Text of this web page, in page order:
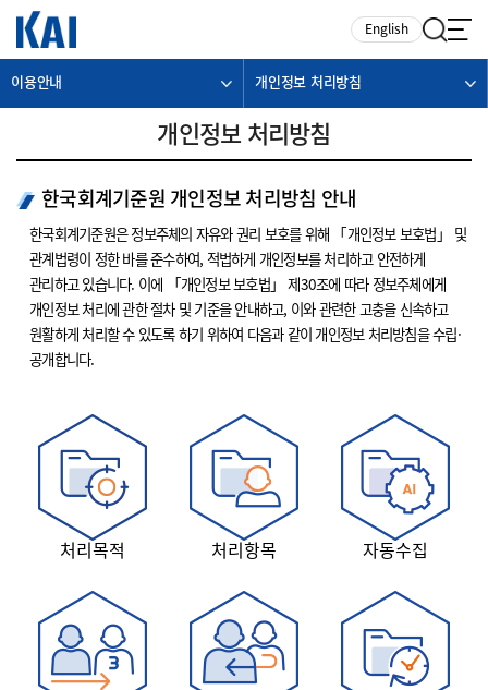
English
이용안내 개인정보 처리방침
개인정보 처리방침
한국회계기준원 개인정보 처리방침 안내
한국회계기준원은 정보주체의 자유와 권리 보호를 위해 「개인정보 보호법」 및
관계법령이 정한 바를 준수하여, 적법하게 개인정보를 처리하고 안전하게
관리하고 있습니다. 이에 「개인정보 보호법」 제30조에 따라 정보주체에게
개인정보 처리에 관한 절차 및 기준을 안내하고, 이와 관련한 고충을 신속하고
원활하게 처리할 수 있도록 하기 위하여 다음과 같이 개인정보 처리방침을 수립·
공개합니다.
처리목적 처리항목 자동수집